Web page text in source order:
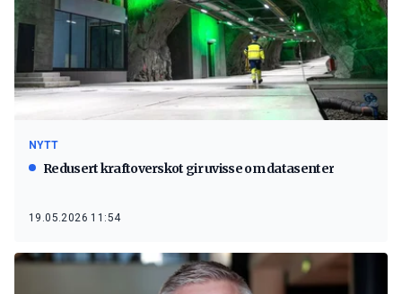
NYTT
Redusert kraftoverskot gir uvisse om datasenter
19.05.2026 11:54